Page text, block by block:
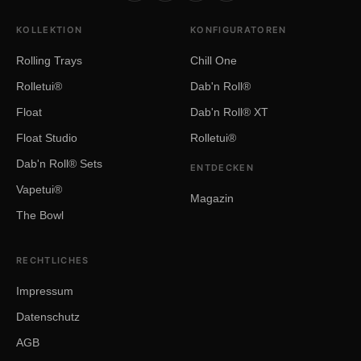
Ausführungen und Ausstattungsoptionen
wählen. Die verfügbaren Möglichkeiten
Wie werden Holz und Glas
gepflegt?
Glasflächen lassen sich gründlich reinigen
und bei dafür vorgesehenen Modellen
herausnehmen. Holzoberflächen sollten
schonend behandelt und nicht dauerhaft
aufgebaut?
KOLLEKTION
Rolling Trays
Rolletui®
Float
Float Studio
Dab'n Roll® Sets
Vapetui®
The Bowl
KONFIGURATOREN
Chill One
Dab'n Roll®
Dab'n Roll® XT
Rolletui®
ENTDECKEN
Magazin
RECHTLICHES
Impressum
Datenschutz
AGB